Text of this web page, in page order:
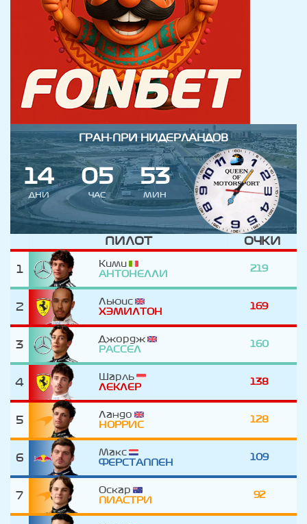
ГРАН-ПРИ НИДЕРЛАНДОВ
14
ДНИ
05
ЧАС
53
МИН
ПИЛОТ ОЧКИ
1
Кими
АНТОНЕЛЛИ
219
2
Льюис
ХЭМИЛТОН
169
3
Джордж
РАССЕЛ
160
4
Шарль
ЛЕКЛЕР
138
5
Ландо
НОРРИС
128
6
Макс
ФЕРСТАППЕН
109
7
Оскар
ПИАСТРИ
92